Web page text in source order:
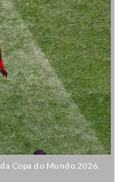
Copa do Mundo 2026.